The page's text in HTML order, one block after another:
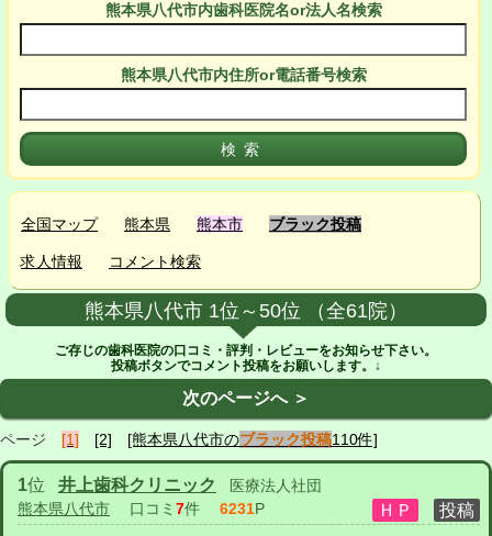
熊本県八代市内歯科医院名or法人名検索
熊本県八代市内住所or電話番号検索
全国マップ 熊本県 熊本市 ブラック投稿
求人情報 コメント検索
熊本県八代市 1位～50位 （全61院）
ご存じの歯科医院の口コミ・評判・レビューをお知らせ下さい。
投稿ボタンでコメント投稿をお願いします。↓
次のページへ ＞
ページ [1] [2] [熊本県八代市のブラック投稿110件]
1位 井上歯科クリニック
医療法人社団
熊本県八代市 口コミ 7件 6231P